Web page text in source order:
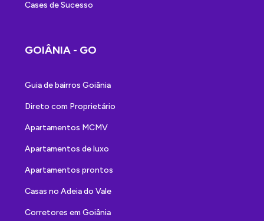
Cases de Sucesso
GOIÂNIA - GO
Guia de bairros Goiânia
Direto com Proprietário
Apartamentos MCMV
Apartamentos de luxo
Apartamentos prontos
Casas no Adeia do Vale
Corretores em Goiânia